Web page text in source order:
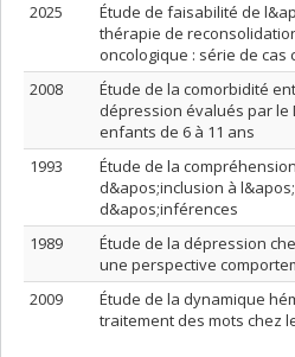
2025
Étude de faisabilité de
thérapie de
oncologique : série de cas
2008
Étude de la comorbidité
dépression évalués par le
enfants de 6 à 11 ans
1993
Étude de la
d&apos;inclusion à
d&apos;inférences
1989
Étude de la dépression
une perspective
2009
Étude de la dynamique
traitement des mots chez